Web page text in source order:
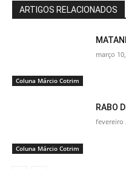
ARTIGOS RELACIONADOS
Coluna Márcio Cotrim
março
Coluna Márcio Cotrim
RABO
fevereiro